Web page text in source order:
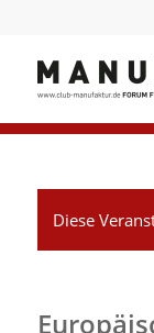
Diese